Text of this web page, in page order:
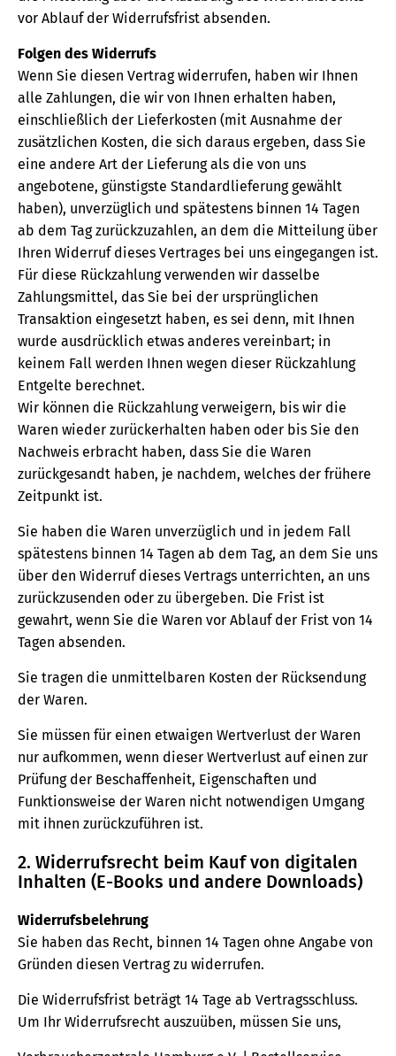
vor Ablauf der Widerrufsfrist absenden.
Folgen des Widerrufs
Wenn Sie diesen Vertrag widerrufen, haben wir Ihnen
alle Zahlungen, die wir von Ihnen erhalten haben,
einschließlich der Lieferkosten (mit Ausnahme der
zusätzlichen Kosten, die sich daraus ergeben, dass Sie
eine andere Art der Lieferung als die von uns
angebotene, günstigste Standardlieferung gewählt
haben), unverzüglich und spätestens binnen 14 Tagen
ab dem Tag zurückzuzahlen, an dem die Mitteilung über
Ihren Widerruf dieses Vertrages bei uns eingegangen ist.
Für diese Rückzahlung verwenden wir dasselbe
Zahlungsmittel, das Sie bei der ursprünglichen
Transaktion eingesetzt haben, es sei denn, mit Ihnen
wurde ausdrücklich etwas anderes vereinbart; in
keinem Fall werden Ihnen wegen dieser Rückzahlung
Entgelte berechnet.
Wir können die Rückzahlung verweigern, bis wir die
Waren wieder zurückerhalten haben oder bis Sie den
Nachweis erbracht haben, dass Sie die Waren
zurückgesandt haben, je nachdem, welches der frühere
Zeitpunkt ist.
Sie haben die Waren unverzüglich und in jedem Fall
spätestens binnen 14 Tagen ab dem Tag, an dem Sie uns
über den Widerruf dieses Vertrags unterrichten, an uns
zurückzusenden oder zu übergeben. Die Frist ist
gewahrt, wenn Sie die Waren vor Ablauf der Frist von 14
Tagen absenden.
Sie tragen die unmittelbaren Kosten der Rücksendung
der Waren.
Sie müssen für einen etwaigen Wertverlust der Waren
nur aufkommen, wenn dieser Wertverlust auf einen zur
Prüfung der Beschaffenheit, Eigenschaften und
Funktionsweise der Waren nicht notwendigen Umgang
mit ihnen zurückzuführen ist.
2. Widerrufsrecht beim Kauf von digitalen
Inhalten (E-Books und andere Downloads)
Widerrufsbelehrung
Sie haben das Recht, binnen 14 Tagen ohne Angabe von
Gründen diesen Vertrag zu widerrufen.
Die Widerrufsfrist beträgt 14 Tage ab Vertragsschluss.
Um Ihr Widerrufsrecht auszuüben, müssen Sie uns,